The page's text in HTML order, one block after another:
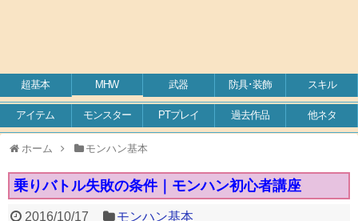
超基本 MHW 武器 防具･装飾 スキル
アイテム モンスター PTプレイ 過去作品 他ネタ
ホーム モンハン基本
乗りバトル失敗の条件｜モンハン初心者講座
2016/10/17 モンハン基本